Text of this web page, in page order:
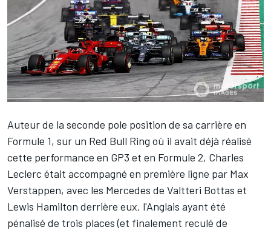
Auteur de la seconde pole position de sa carrière en
Formule 1, sur un Red Bull Ring où il avait déjà réalisé
cette performance en GP3 et en Formule 2, Charles
Leclerc était accompagné en première ligne par Max
Verstappen, avec les Mercedes de Valtteri Bottas et
Lewis Hamilton derrière eux, l'Anglais ayant été
pénalisé de trois places (et finalement reculé de